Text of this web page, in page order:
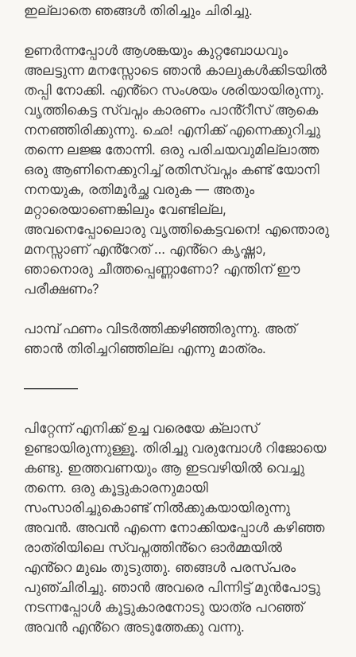
ഇല്ലാതെ ഞങ്ങൾ തിരിച്ചും ചിരിച്ചു.
ഉണർന്നപ്പോൾ ആശങ്കയും കുറ്റബോധവും
അലട്ടുന്ന മനസ്സോടെ ഞാൻ കാലുകൾക്കിടയിൽ
തപ്പി നോക്കി. എൻ്റെ സംശയം ശരിയായിരുന്നു.
വൃത്തികെട്ട സ്വപ്നം കാരണം പാൻ്റീസ് ആകെ
നനഞ്ഞിരിക്കുന്നു. ഛെ! എനിക്ക് എന്നെക്കുറിച്ചു
തന്നെ ലജ്ജ തോന്നി. ഒരു പരിചയവുമില്ലാത്ത
ഒരു ആണിനെക്കുറിച്ച് രതിസ്വപ്നം കണ്ട് യോനി
നനയുക, രതിമൂർച്ഛ വരുക — അതും
മറ്റാരെയാണെങ്കിലും വേണ്ടില്ല,
അവനെപ്പോലൊരു വൃത്തികെട്ടവനെ! എന്തൊരു
മനസ്സാണ് എൻ്റേത് … എൻ്റെ കൃഷ്ണാ,
ഞാനൊരു ചീത്തപ്പെണ്ണാണോ? എന്തിന് ഈ
പരീക്ഷണം?
പാമ്പ് ഫണം വിടർത്തിക്കഴിഞ്ഞിരുന്നു. അത്
ഞാൻ തിരിച്ചറിഞ്ഞില്ല എന്നു മാത്രം.
————
പിറ്റേന്ന് എനിക്ക് ഉച്ച വരെയേ ക്ലാസ്
ഉണ്ടായിരുന്നുള്ളൂ. തിരിച്ചു വരുമ്പോൾ റിജോയെ
കണ്ടു. ഇത്തവണയും ആ ഇടവഴിയിൽ വെച്ചു
തന്നെ. ഒരു കൂട്ടുകാരനുമായി
സംസാരിച്ചുകൊണ്ട് നിൽക്കുകയായിരുന്നു
അവൻ. അവൻ എന്നെ നോക്കിയപ്പോൾ കഴിഞ്ഞ
രാത്രിയിലെ സ്വപ്നത്തിൻ്റെ ഓർമ്മയിൽ
എൻ്റെ മുഖം തുടുത്തു. ഞങ്ങൾ പരസ്പരം
പുഞ്ചിരിച്ചു. ഞാൻ അവരെ പിന്നിട്ട് മുൻപോട്ടു
നടന്നപ്പോൾ കൂട്ടുകാരനോടു യാത്ര പറഞ്ഞ്
അവൻ എൻ്റെ അടുത്തേക്കു വന്നു.